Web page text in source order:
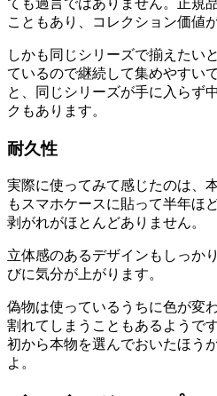
ても過言ではありません。正規
こともあり、コレクション価値
しかも同じシリーズで揃えたい
ているので継続して集めやすい
と、同じシリーズが手に入らず
クもあります。
耐久性
実際に使ってみて感じたのは、
もスマホケースに貼って半年ほ
剥がれがほとんどありません。
立体感のあるデザインもしっか
びに気分が上がります。
偽物は使っているうちに色が変
割れてしまうこともあるようで
初から本物を選んでおいたほう
よ。